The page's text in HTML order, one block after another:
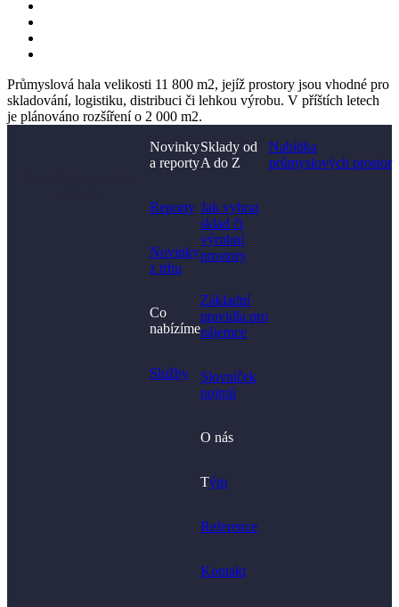
Průmyslová hala velikosti 11 800 m2, jejíž prostory jsou vhodné pro
skladování, logistiku, distribuci či lehkou výrobu. V příštích letech
je plánováno rozšíření o 2 000 m2.
Novinky
a reporty
Reporty
Novinky
z trhu
Co
nabízíme
Služby
Sklady od
A do Z
Jak vybrat
sklad či
výrobní
prostory​
Základní
pravidla pro
nájemce
Slovníček
pojmů
O nás
Tým
Reference
Kontakt
Nabídka
průmyslových prostor